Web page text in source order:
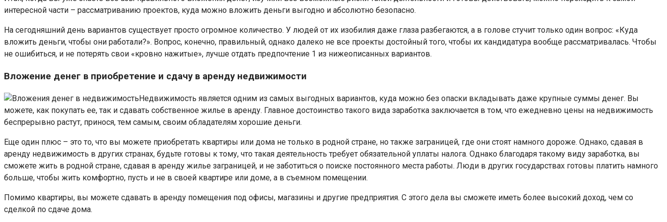
интересной части – рассматриванию проектов, куда можно вложить деньги выгодно и абсолютно безопасно.
На сегодняшний день вариантов существует просто огромное количество. У людей от их изобилия даже глаза разбегаются, а в голове стучит только один вопрос: «Куда
вложить деньги, чтобы они работали?». Вопрос, конечно, правильный, однако далеко не все проекты достойный того, чтобы их кандидатура вообще рассматривалась. Чтобы
не ошибиться, и не потерять свои «кровно нажитые», лучше отдать предпочтение 1 из нижеописанных вариантов.
Вложение денег в приобретение и сдачу в аренду недвижимости
Недвижимость является одним из самых выгодных вариантов, куда можно без опаски вкладывать даже крупные суммы денег. Вы
можете, как покупать ее, так и сдавать собственное жилье в аренду. Главное достоинство такого вида заработка заключается в том, что ежедневно цены на недвижимость
беспрерывно растут, принося, тем самым, своим обладателям хорошие деньги.
Еще один плюс – это то, что вы можете приобретать квартиры или дома не только в родной стране, но также заграницей, где они стоят намного дороже. Однако, сдавая в
аренду недвижимость в других странах, будьте готовы к тому, что такая деятельность требует обязательной уплаты налога. Однако благодаря такому виду заработка, вы
сможете жить в родной стране, сдавая в аренду жилье заграницей, и не заботиться о поиске постоянного места работы. Люди в других государствах готовы платить намного
больше, чтобы жить комфортно, пусть и не в своей квартире или доме, а в съемном помещении.
Помимо квартиры, вы можете сдавать в аренду помещения под офисы, магазины и другие предприятия. С этого дела вы сможете иметь более высокий доход, чем со
сделкой по сдаче дома.